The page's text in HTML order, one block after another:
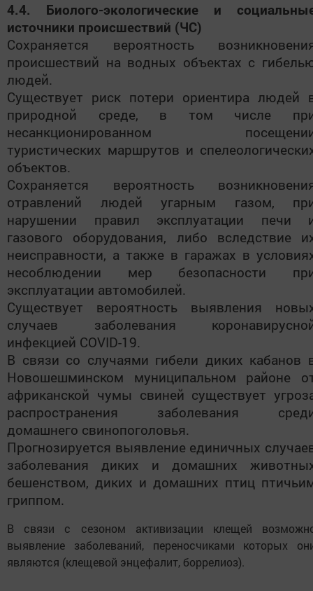
4.4. Биолого-экологические и
источники происшествий (ЧС)
Сохраняется вероятность
происшествий на водных объектах с
людей.
Существует риск потери ориентира людей
природной среде, в том числе
несанкционированном
туристических маршрутов и
объектов.
Сохраняется вероятность
отравлений людей угарным газом,
нарушении правил эксплуатации печи
газового оборудования, либо вследствие
неисправности, а также в гаражах в
несоблюдении мер безопасности
эксплуатации автомобилей.
Существует вероятность выявления
случаев заболевания
инфекцией COVID-19.
В связи со случаями гибели диких кабанов
Новошешминском муниципальном районе
африканской чумы свиней существует
распространения заболевания
домашнего свинопоголовья.
Прогнозируется выявление единичных
заболевания диких и домашних
бешенством, диких и домашних птиц
гриппом.
В связи с сезоном активизации клещей
выявление заболеваний, переносчиками которых
являются (клещевой энцефалит, боррелиоз).